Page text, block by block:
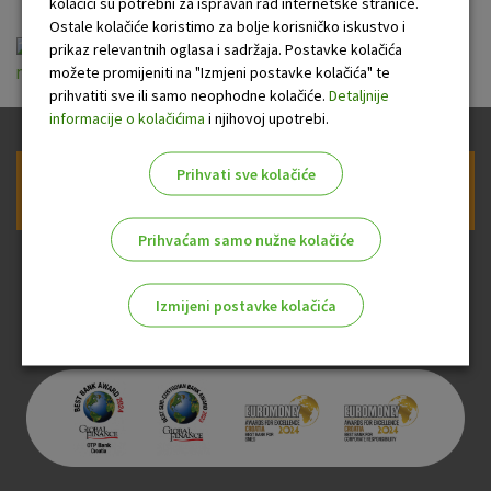
Politika mijenjanja nominalnih kamatnih stopa i
naknada.pdf
Prijava na newsletter OTP banke
Ostale kolačiće koristimo za bolje korisničko iskustvo i
prikaz relevantnih oglasa i sadržaja. Postavke kolačića
možete promijeniti na "Izmjeni postavke kolačića" te
prihvatiti sve ili samo neophodne kolačiće. Detaljnije
informacije o kolačićima i njihovoj upotrebi.
Prihvati sve kolačiće
Prihvaćam samo nužne kolačiće
Izmijeni postavke kolačića